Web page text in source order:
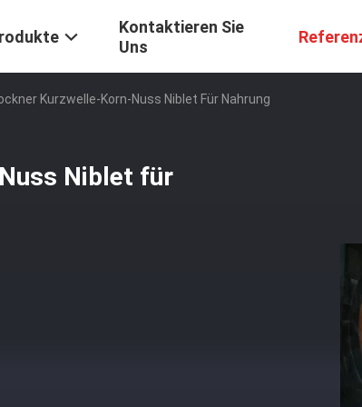
Kontaktieren Sie
Uns
Kurzwelle-Korn-Nuss Niblet Für Nahrung
Niblet für